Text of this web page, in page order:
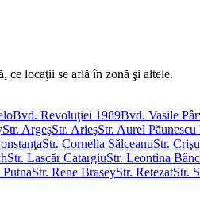
ce locaţii se află în zonă şi altele.
Bvd. Revoluţiei 1989Bvd. Vasile
Str. ArgeşStr. ArieşStr. Aurel Păunescu
Str. Cornelia SălceanuStr.
Str. Lascăr CatargiuStr. Leontina
PutnaStr. Rene BraseyStr. RetezatStr.